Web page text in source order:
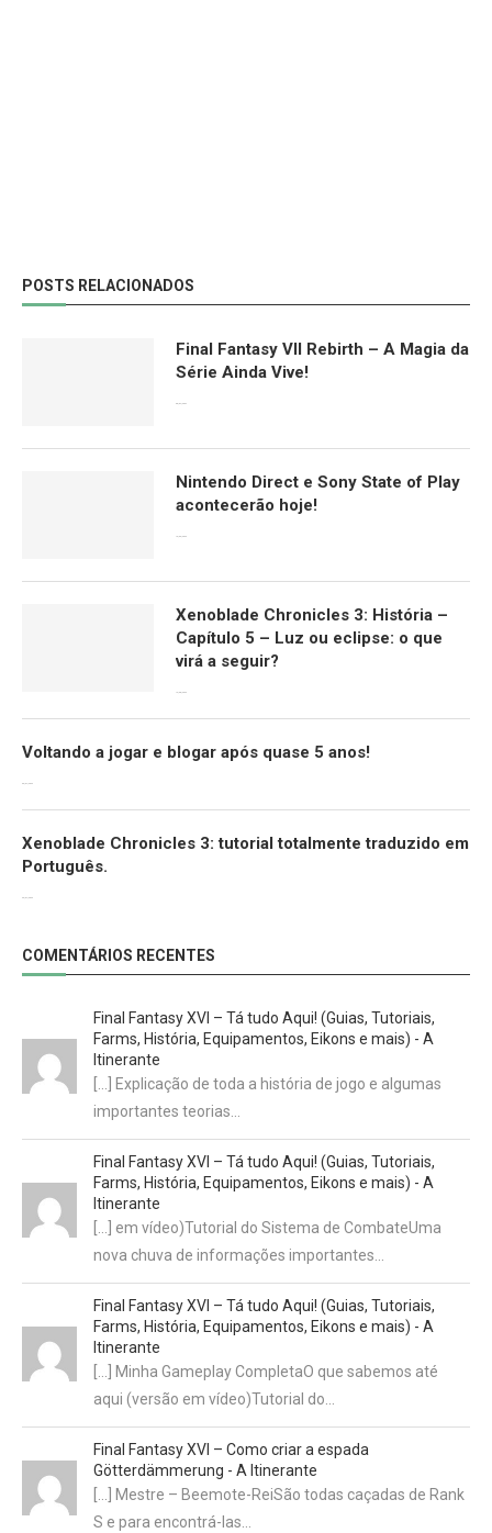
POSTS RELACIONADOS
Final Fantasy VII Rebirth – A Magia da
Série Ainda Vive!
Nintendo Direct e Sony State of Play
acontecerão hoje!
Xenoblade Chronicles 3: História –
Capítulo 5 – Luz ou eclipse: o que
virá a seguir?
Voltando a jogar e blogar após quase 5 anos!
Xenoblade Chronicles 3: tutorial totalmente traduzido em
Português.
COMENTÁRIOS RECENTES
Final Fantasy XVI – Tá tudo Aqui! (Guias, Tutoriais,
Farms, História, Equipamentos, Eikons e mais) - A
Itinerante
[…] Explicação de toda a história de jogo e algumas
importantes teorias…
Final Fantasy XVI – Tá tudo Aqui! (Guias, Tutoriais,
Farms, História, Equipamentos, Eikons e mais) - A
Itinerante
[…] em vídeo)Tutorial do Sistema de CombateUma
nova chuva de informações importantes…
Final Fantasy XVI – Tá tudo Aqui! (Guias, Tutoriais,
Farms, História, Equipamentos, Eikons e mais) - A
Itinerante
[…] Minha Gameplay CompletaO que sabemos até
aqui (versão em vídeo)Tutorial do…
Final Fantasy XVI – Como criar a espada
Götterdämmerung - A Itinerante
[…] Mestre – Beemote-ReiSão todas caçadas de Rank
S e para encontrá-las…